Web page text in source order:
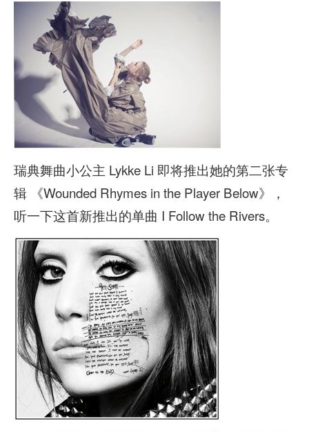
瑞典舞曲小公主 Lykke Li 即将推出她的第二张专
辑 《Wounded Rhymes in the Player Below》，
听一下这首新推出的单曲 I Follow the Rivers。